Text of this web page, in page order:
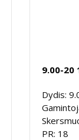
9.00-20
Dydis:
PR: 18